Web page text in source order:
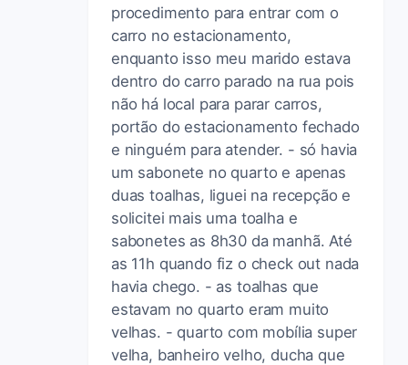
procedimento para entrar com o
carro no estacionamento,
enquanto isso meu marido estava
dentro do carro parado na rua pois
não há local para parar carros,
portão do estacionamento fechado
e ninguém para atender. - só havia
um sabonete no quarto e apenas
duas toalhas, liguei na recepção e
solicitei mais uma toalha e
sabonetes as 8h30 da manhã. Até
as 11h quando fiz o check out nada
havia chego. - as toalhas que
estavam no quarto eram muito
velhas. - quarto com mobília super
velha, banheiro velho, ducha que